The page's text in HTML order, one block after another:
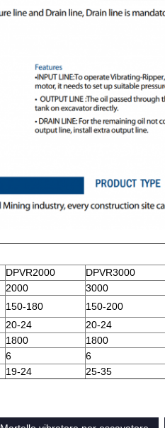
DPVR2000 DPVR3000
2000 3000
150-180 150-200
20-24 20-24
1800 1800
6 6
19-24 25-35